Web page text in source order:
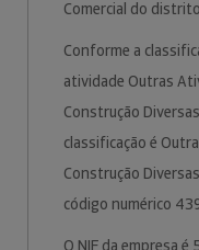
Comercial do
Conforme a
atividade Outras
Construção
classificação é
Construção
código numérico
O NIF da empresa